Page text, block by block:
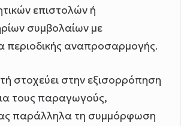
επιστολών ή
συμβολαίων με
περιοδικής αναπροσαρμογής.
στοχεύει στην εξισορρόπηση
τους παραγωγούς,
παράλληλα τη συμμόρφωση